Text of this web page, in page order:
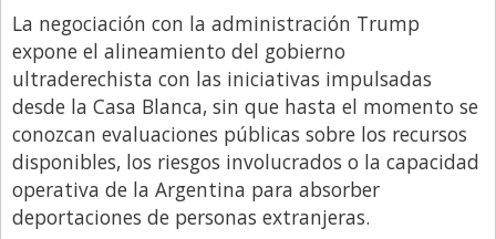
La negociación con la administración Trump
expone el alineamiento del gobierno
ultraderechista con las iniciativas impulsadas
desde la Casa Blanca, sin que hasta el momento se
conozcan evaluaciones públicas sobre los recursos
disponibles, los riesgos involucrados o la capacidad
operativa de la Argentina para absorber
deportaciones de personas extranjeras.